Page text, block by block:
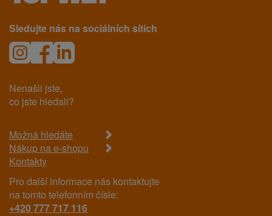
Sledujte nás na sociálních sítích
Nenašli jste,
co jste hledali?
Možná hledáte
Nákup na e-shopu
Kontakty
Pro další informace nás kontaktujte
na tomto telefonním čísle:
+420 777 717 116